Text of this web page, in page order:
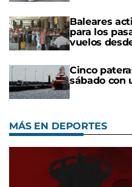
Baleares
para los
vuelos
Cinco
sábado con
MÁS EN DEPORTES